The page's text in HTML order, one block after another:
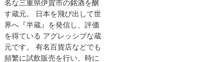
名な三重県伊賀市の銘酒を醸
す蔵元。 日本を飛び出して世
界へ『半蔵』を発信し、評価
を得ている アグレッシブな蔵
元です。 有名百貨店などでも
頻繁に試飲販売を行い、時に